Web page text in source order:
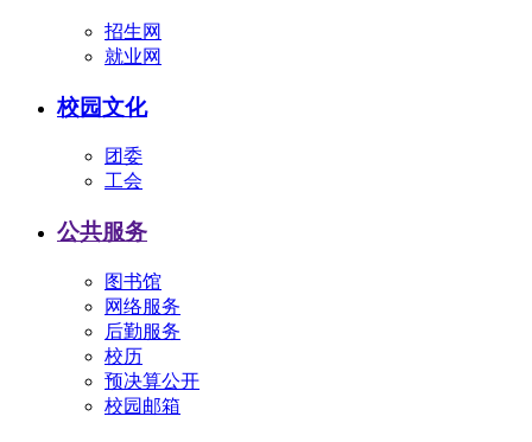
招生网
就业网
校园文化
团委
工会
公共服务
图书馆
网络服务
后勤服务
校历
预决算公开
校园邮箱